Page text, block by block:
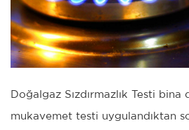
Doğalgaz Sızdırmazlık Testi
mukavemet testi uygulandıktan